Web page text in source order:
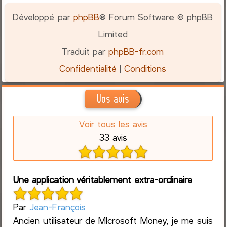
Développé parphpBB® Forum Software © phpBB
Limited
Traduit parphpBB-fr.com
Confidentialité |Conditions
Vos avis
Voir tous les avis
33 avis
Une application véritablement extra-ordinaire
Par Jean-François
Ancien utilisateur de MIcrosoft Money, je me suis